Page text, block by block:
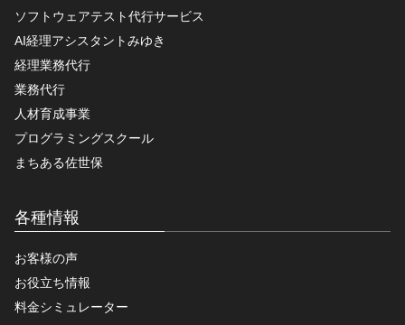
ソフトウェアテスト代行サービス
AI経理アシスタントみゆき
経理業務代行
業務代行
人材育成事業
プログラミングスクール
まちある佐世保
各種情報
お客様の声
お役立ち情報
料金シミュレーター